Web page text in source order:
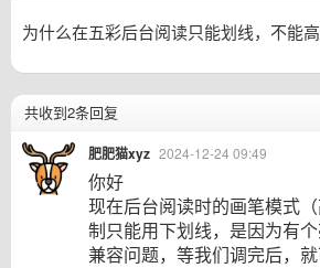
为什么在五彩后台阅读只能划线，不能
共收到2条回复
肥肥猫xyz 2024-12-24 09:49
你好
现在后台阅读时的画笔模式
制只能用下划线，是因为有
兼容问题，等我们调完后，